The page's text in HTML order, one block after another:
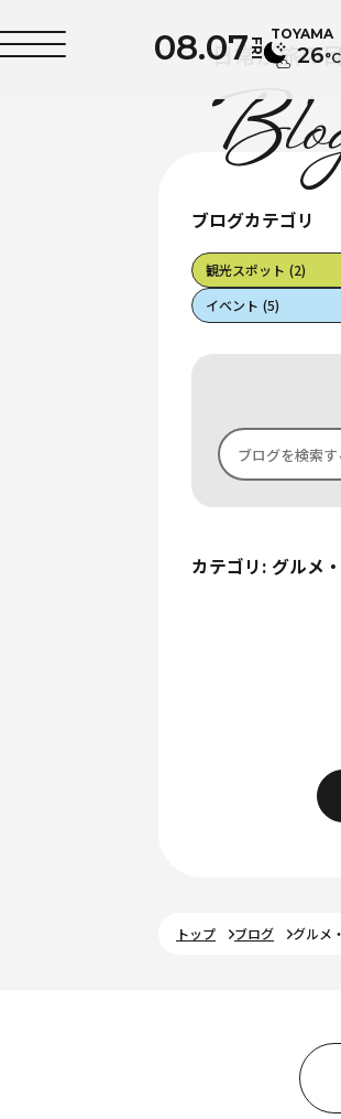
08.07FRI
TOYAMA
26°C
日常が旅の
ブログカテゴリ
観光スポット (2)
イベント (5)
カテゴリ: グルメ
トップ ブログ グルメ